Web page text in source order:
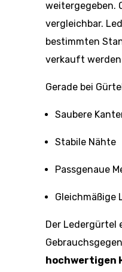
weitergegeben.
vergleichbar.
bestimmten
verkauft
Gerade bei
Saubere
Stabile Nähte
Passgenaue
Gleichmäßige
Der Ledergürtel
hochwertigen